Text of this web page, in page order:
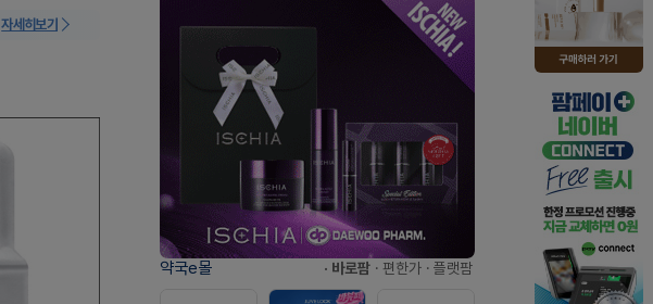
자세히보기
약국e몰 · 바로팜 · 편한가 · 플랫팜